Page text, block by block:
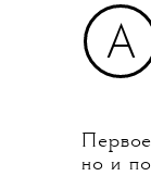
А
но и